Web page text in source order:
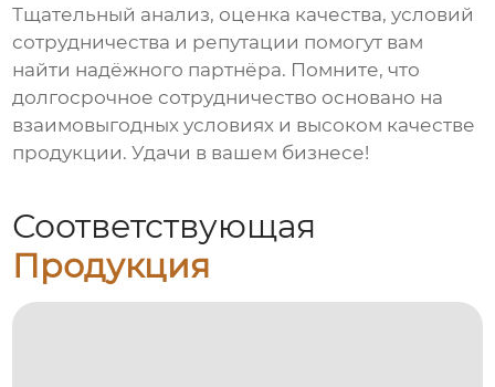
Тщательный анализ, оценка качества, условий
сотрудничества и репутации помогут вам
найти надёжного партнёра. Помните, что
долгосрочное сотрудничество основано на
взаимовыгодных условиях и высоком качестве
продукции. Удачи в вашем бизнесе!
Соответствующая
Продукция